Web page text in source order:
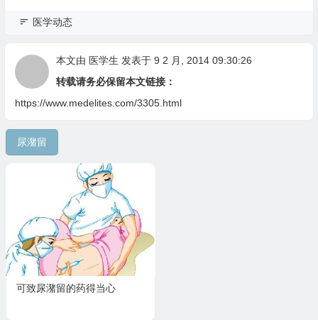
医学动态
本文由 医学生 发表于 9 2 月, 2014 09:30:26
转载请务必保留本文链接：
https://www.medelites.com/3305.html
尿潴留
可致尿潴留的药得当心